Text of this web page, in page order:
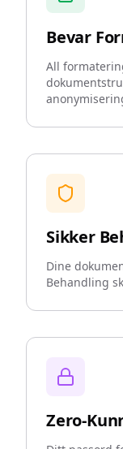
Bevar
All
Sikker
Dine
Behandling
Zero-